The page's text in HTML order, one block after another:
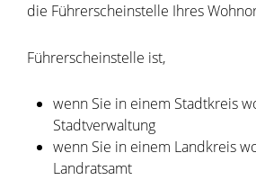
die Führerscheinstelle Ihres
Führerscheinstelle ist,
wenn Sie in einem Stadtkreis
Stadtverwaltung
wenn Sie in einem Landkreis
Landratsamt